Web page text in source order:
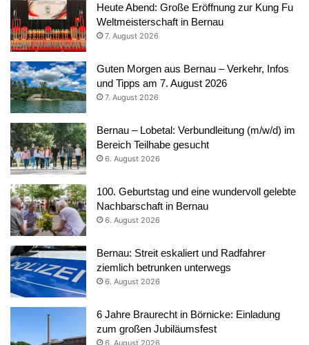
Heute Abend: Große Eröffnung zur Kung Fu
Weltmeisterschaft in Bernau
7. August 2026
Guten Morgen aus Bernau – Verkehr, Infos
und Tipps am 7. August 2026
7. August 2026
Bernau – Lobetal: Verbundleitung (m/w/d) im
Bereich Teilhabe gesucht
6. August 2026
100. Geburtstag und eine wundervoll gelebte
Nachbarschaft in Bernau
6. August 2026
Bernau: Streit eskaliert und Radfahrer
ziemlich betrunken unterwegs
6. August 2026
6 Jahre Braurecht in Börnicke: Einladung
zum großen Jubiläumsfest
6. August 2026